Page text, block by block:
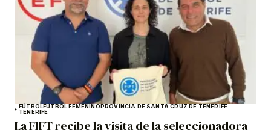
FÚTBOLFÚTBOL FEMENINOPROVINCIA DE SANTA CRUZ DE TENERIFE
TENERIFE
La FIFT recibe la visita de la seleccionadora